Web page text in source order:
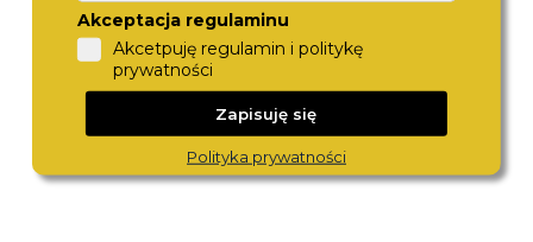
Akceptacja regulaminu
Akcetpuję regulamin i politykę
prywatności
Zapisuję się
Polityka prywatności